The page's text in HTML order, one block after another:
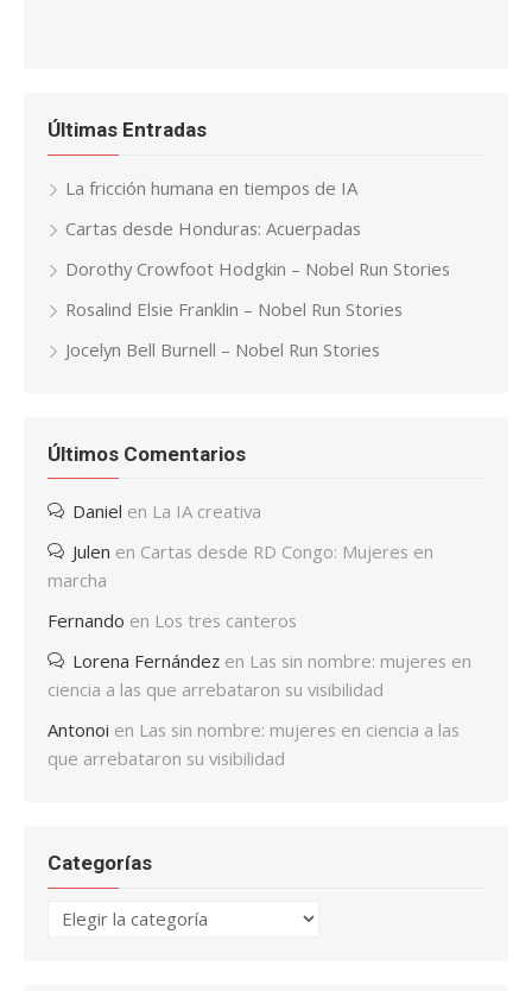
Últimas Entradas
La fricción humana en tiempos de IA
Cartas desde Honduras: Acuerpadas
Dorothy Crowfoot Hodgkin – Nobel Run Stories
Rosalind Elsie Franklin – Nobel Run Stories
Jocelyn Bell Burnell – Nobel Run Stories
Últimos Comentarios
Daniel en La IA creativa
Julen en Cartas desde RD Congo: Mujeres en
marcha
Fernando en Los tres canteros
Lorena Fernández en Las sin nombre: mujeres en
ciencia a las que arrebataron su visibilidad
Antonoi en Las sin nombre: mujeres en ciencia a las
que arrebataron su visibilidad
Categorías
Categorías